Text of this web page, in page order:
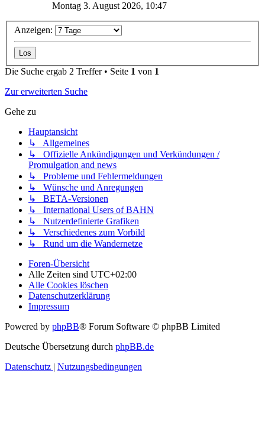
Montag 3. August 2026, 10:47
Anzeigen:
Die Suche ergab 2 Treffer • Seite 1 von 1
Zur erweiterten Suche
Gehe zu
Hauptansicht
↳ Allgemeines
↳ Offizielle Ankündigungen und Verkündungen /
Promulgation and news
↳ Probleme und Fehlermeldungen
↳ Wünsche und Anregungen
↳ BETA-Versionen
↳ International Users of BAHN
↳ Nutzerdefinierte Grafiken
↳ Verschiedenes zum Vorbild
↳ Rund um die Wandernetze
Foren-Übersicht
Alle Zeiten sind UTC+02:00
Alle Cookies löschen
Datenschutzerklärung
Impressum
Powered by phpBB® Forum Software © phpBB Limited
Deutsche Übersetzung durch phpBB.de
Datenschutz
Nutzungsbedingungen